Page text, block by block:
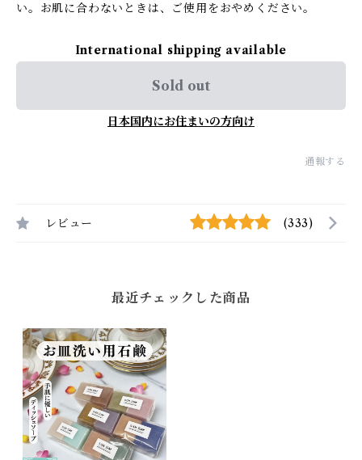
い。お肌に合わないときは、ご使用をおやめください。
International shipping available
Sold out
日本国内にお住まいの方向け
通報する
レビュー (333)
最近チェックした商品